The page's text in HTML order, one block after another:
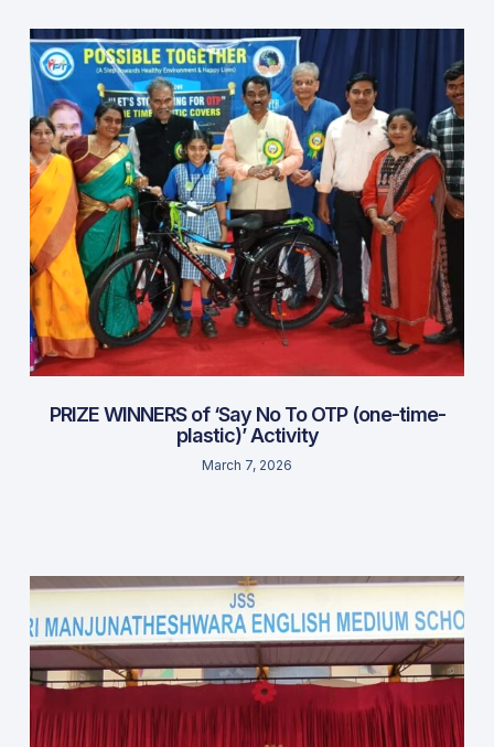
PRIZE WINNERS of ‘Say No To OTP (one-time-
plastic)’ Activity
March 7, 2026